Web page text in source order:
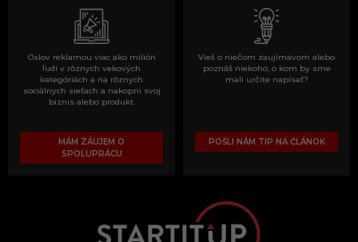
Oslov reklamou viac ako milión
ľudí v rôznych vekových
kategóriách a na rôznych
sociálnych sieťach a nakopni svoj
biznis alebo produkt.
MÁM ZÁUJEM O
SPOLUPRÁCU
Vieš o niečom zaujímavom alebo
poznáš niekoho, o kom by sme
mali určite napísať?
POŠLI NÁM TIP NA ČLÁNOK